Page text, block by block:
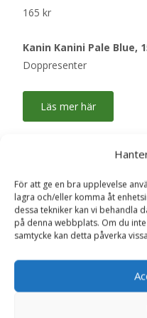
För att ge en bra upplevelse
lagra och/eller komma åt
dessa tekniker kan vi behandla
på denna webbplats. Om du
samtycke kan detta påverka
165 kr
Kanin Kanini Pale Blue,
Doppresenter
Läs mer här
Kategori:
Relaterade